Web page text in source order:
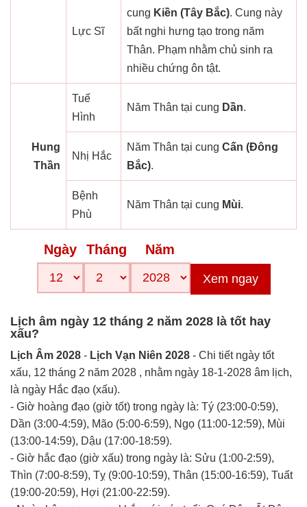
Lực Sĩ
cung Kiền (Tây Bắc). Cung này
bất nghi hưng tạo trong năm
Thân. Phạm nhằm chủ sinh ra
nhiều chứng ôn tật.
Hung
Thần
Tuế
Hình
Năm Thân tại cung Dần.
Nhị Hắc
Năm Thân tại cung Cấn (Đông
Bắc).
Bệnh
Phù
Năm Thân tại cung Mùi.
Ngày Tháng Năm
Xem ngay
Lịch âm ngày 12 tháng 2 năm 2028 là tốt hay
xấu?
Lịch Âm 2028 - Lịch Vạn Niên 2028 - Chi tiết ngày tốt
xấu, 12 tháng 2 năm 2028 , nhằm ngày 18-1-2028 âm lịch,
là ngày Hắc đạo (xấu).
- Giờ hoàng đạo (giờ tốt) trong ngày là: Tý (23:00-0:59),
Dần (3:00-4:59), Mão (5:00-6:59), Ngọ (11:00-12:59), Mùi
(13:00-14:59), Dậu (17:00-18:59).
- Giờ hắc đạo (giờ xấu) trong ngày là: Sửu (1:00-2:59),
Thìn (7:00-8:59), Tỵ (9:00-10:59), Thân (15:00-16:59), Tuất
(19:00-20:59), Hợi (21:00-22:59).